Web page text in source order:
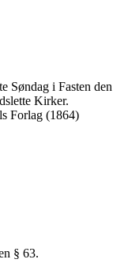
Søndag i Fasten den
Kirker.
Forlag (1864)
§ 63.